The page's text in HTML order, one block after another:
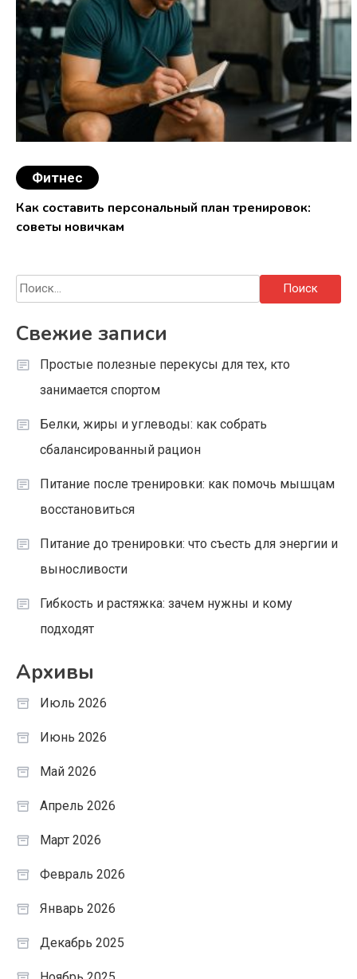
Фитнес
Как составить персональный план тренировок:
советы новичкам
Найти:
Свежие записи
Простые полезные перекусы для тех, кто
занимается спортом
Белки, жиры и углеводы: как собрать
сбалансированный рацион
Питание после тренировки: как помочь мышцам
восстановиться
Питание до тренировки: что съесть для энергии и
выносливости
Гибкость и растяжка: зачем нужны и кому
подходят
Архивы
Июль 2026
Июнь 2026
Май 2026
Апрель 2026
Март 2026
Февраль 2026
Январь 2026
Декабрь 2025